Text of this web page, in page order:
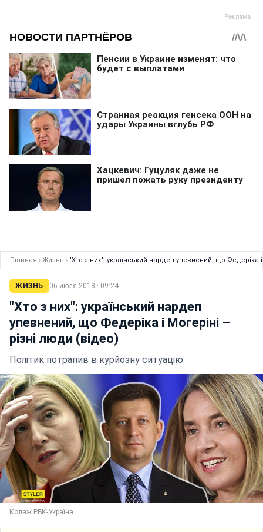
Главная › Жизнь › "Хто з них": український нардеп упевнений, що Федеріка
ЖИЗНЬ 06 июля 2018 · 09:24
"Хто з них": український нардеп
упевнений, що Федеріка і Могеріні –
різні люди (відео)
Політик потрапив в курйозну ситуацію
Колаж РБК-Україна